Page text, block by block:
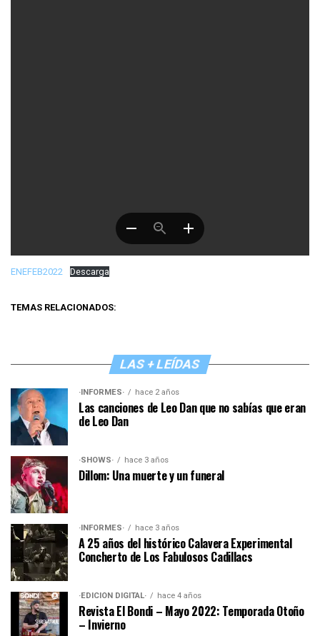
ENEFEB2022 Descarga
TEMAS RELACIONADOS:
LAS + LEÍDAS
·INFORMES· hace 2 años
Las canciones de Leo Dan que no sabías que eran
de Leo Dan
·SHOWS· hace 3 años
Dillom: Una muerte y un funeral
·INFORMES· hace 3 años
A 25 años del histórico Calavera Experimental
Concherto de Los Fabulosos Cadillacs
·EDICIÓN DIGITAL· hace 4 años
Revista El Bondi – Mayo 2022: Temporada Otoño
– Invierno